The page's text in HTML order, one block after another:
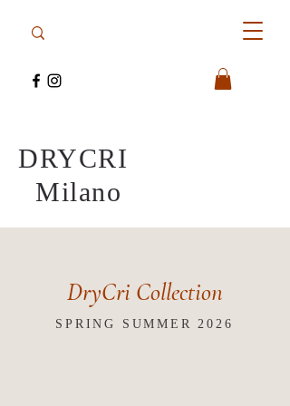
DRYCRI
Milano
DryCri Collection
SPRING SUMMER 2026